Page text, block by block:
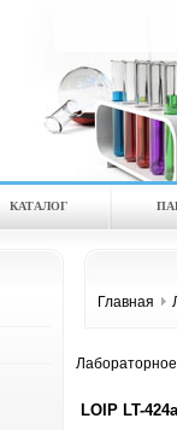
КАТАЛOГ
Главная
LOIP LT-424a